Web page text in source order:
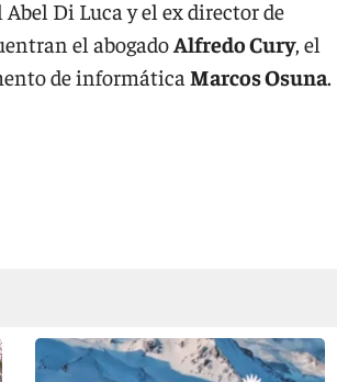
Di Luca y el ex director de
el abogadoAlfredo Cury, el
de informática Marcos Osuna.